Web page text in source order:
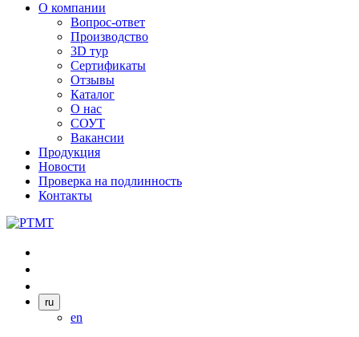
О компании
Вопрос-ответ
Производство
3D тур
Сертификаты
Отзывы
Каталог
О нас
СОУТ
Вакансии
Продукция
Новости
Проверка на подлинность
Контакты
ru
en